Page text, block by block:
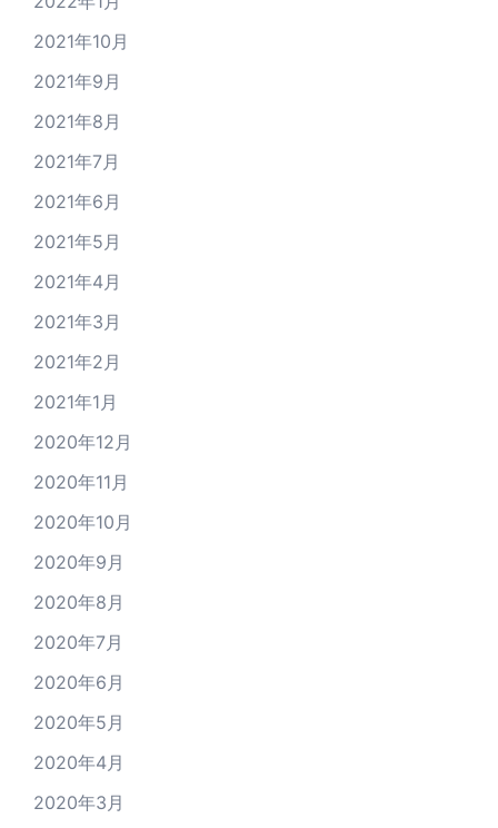
2021年10月
2021年9月
2021年8月
2021年7月
2021年6月
2021年5月
2021年4月
2021年3月
2021年2月
2021年1月
2020年12月
2020年11月
2020年10月
2020年9月
2020年8月
2020年7月
2020年6月
2020年5月
2020年4月
2020年3月